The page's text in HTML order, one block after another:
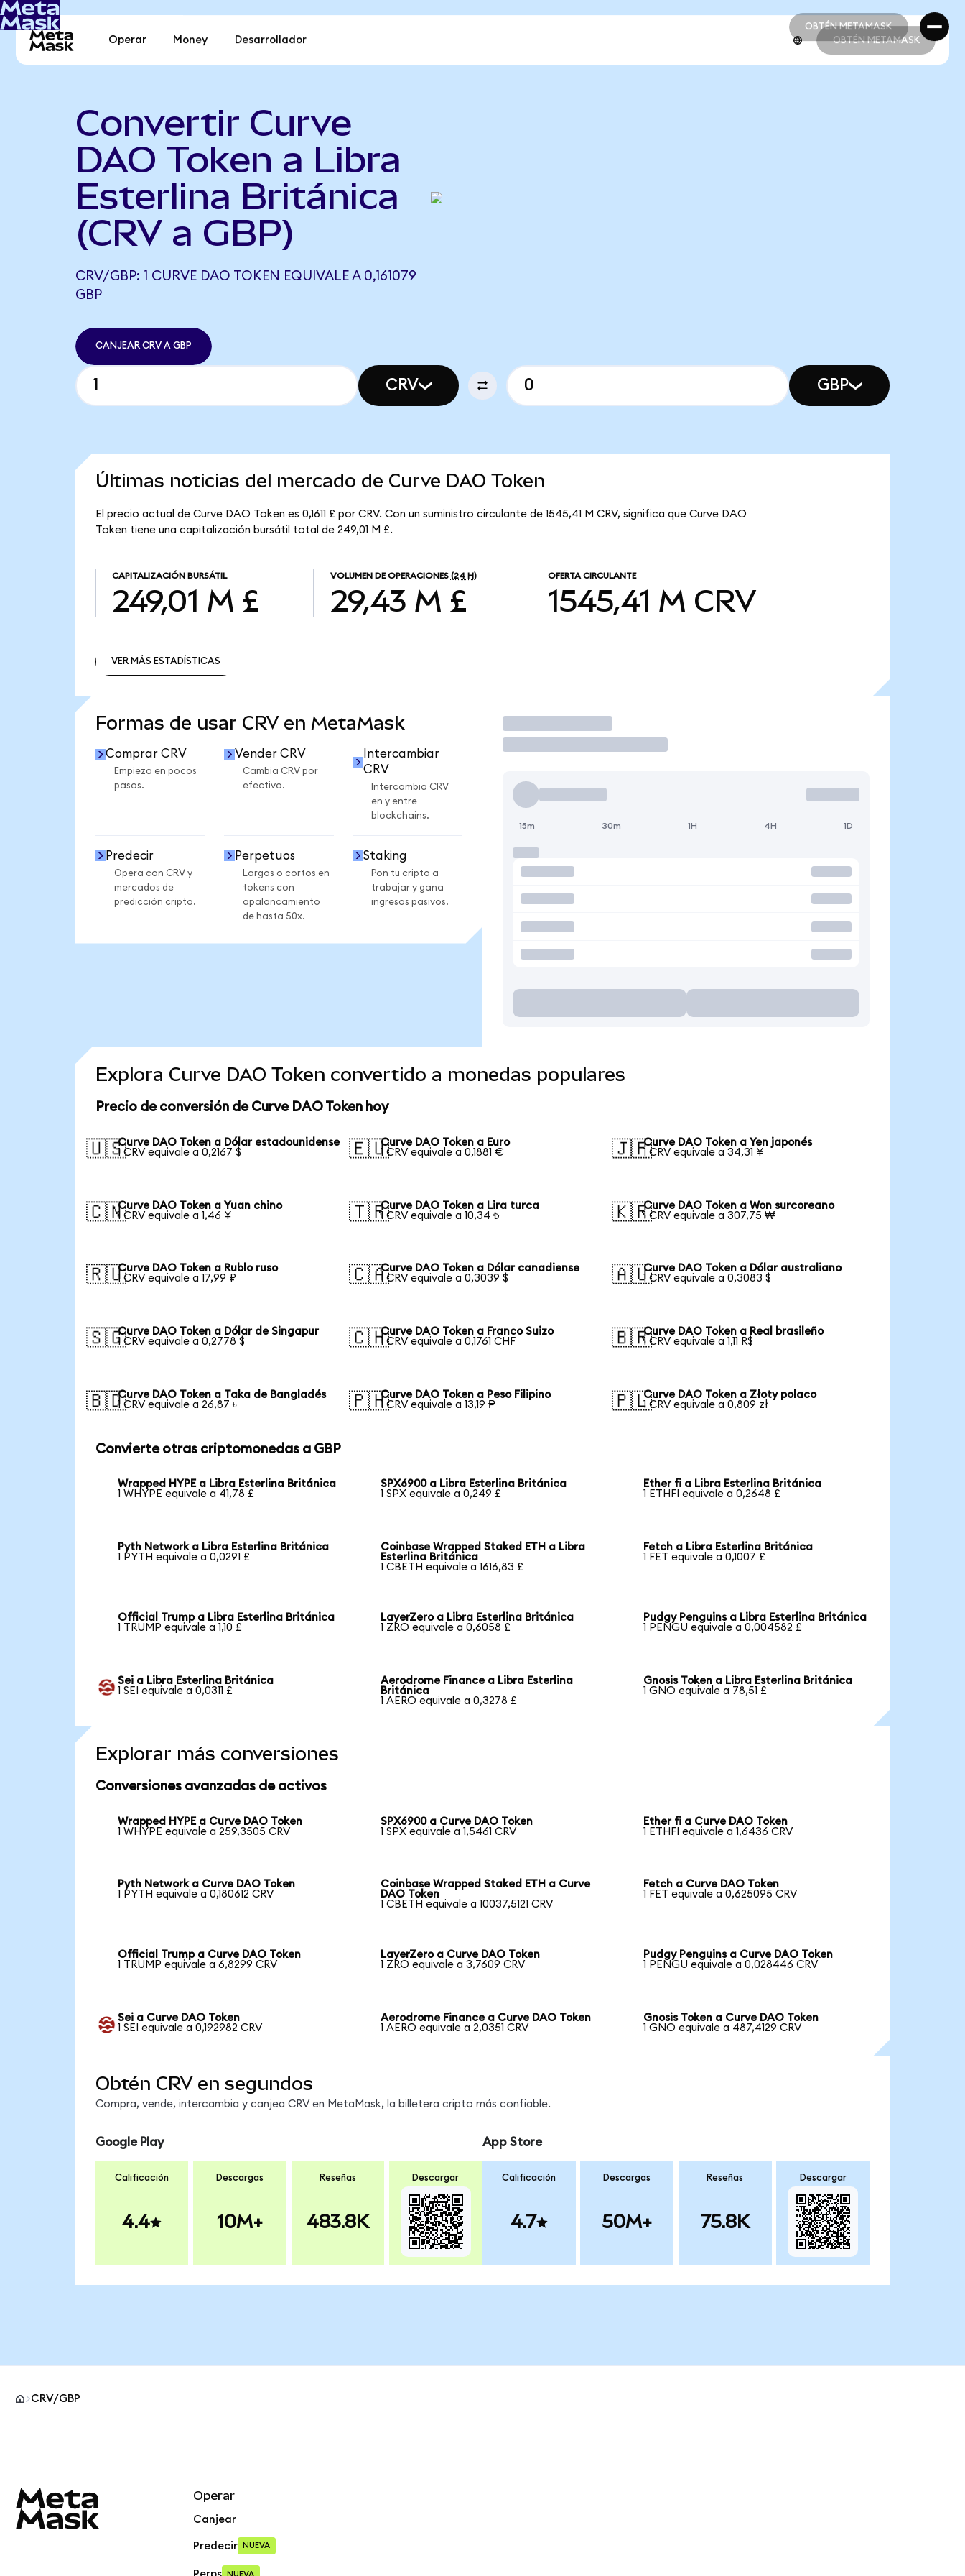
OBTÉN METAMASK
OBTÉN METAMASK
Operar Money Desarrollador OBTÉN METAMASK
Convertir Curve
DAO Token a Libra
Esterlina Británica
(CRV a GBP)
CRV/GBP: 1 CURVE DAO TOKEN EQUIVALE A 0,161079
GBP
CANJEAR CRV A GBP
CRV GBP
Últimas noticias del mercado de Curve DAO Token
El precio actual de Curve DAO Token es 0,1611 £ por CRV. Con un suministro circulante de 1545,41 M CRV, significa que Curve DAO
Token tiene una capitalización bursátil total de 249,01 M £.
CAPITALIZACIÓN BURSÁTIL
249,01 M £
VOLUMEN DE OPERACIONES (24 H)
29,43 M £
OFERTA CIRCULANTE
1545,41 M CRV
VER MÁS ESTADÍSTICAS
Formas de usar CRV en MetaMask
Comprar CRV
Empieza en pocos
pasos.
Vender CRV
Cambia CRV por
efectivo.
Intercambiar
CRV
Intercambia CRV
en y entre
blockchains.
Predecir
Opera con CRV y
mercados de
predicción cripto.
Perpetuos
Largos o cortos en
tokens con
apalancamiento
de hasta 50x.
Staking
Pon tu cripto a
trabajar y gana
ingresos pasivos.
Operar
15m 30m 1H 4H 1D
Explora Curve DAO Token convertido a monedas populares
Precio de conversión de Curve DAO Token hoy
🇺🇸Curve DAO Token a Dólar estadounidense
1 CRV equivale a 0,2167 $
🇪🇺Curve DAO Token a Euro
1 CRV equivale a 0,1881 €
🇯🇵Curve DAO Token a Yen japonés
1 CRV equivale a 34,31 ¥
🇨🇳Curve DAO Token a Yuan chino
1 CRV equivale a 1,46 ¥
🇹🇷Curve DAO Token a Lira turca
1 CRV equivale a 10,34 ₺
🇰🇷Curve DAO Token a Won surcoreano
1 CRV equivale a 307,75 ₩
🇷🇺Curve DAO Token a Rublo ruso
1 CRV equivale a 17,99 ₽
🇨🇦Curve DAO Token a Dólar canadiense
1 CRV equivale a 0,3039 $
🇦🇺Curve DAO Token a Dólar australiano
1 CRV equivale a 0,3083 $
🇸🇬Curve DAO Token a Dólar de Singapur
1 CRV equivale a 0,2778 $
🇨🇭Curve DAO Token a Franco Suizo
1 CRV equivale a 0,1761 CHF
🇧🇷Curve DAO Token a Real brasileño
1 CRV equivale a 1,11 R$
🇧🇩Curve DAO Token a Taka de Bangladés
1 CRV equivale a 26,87 ৳
🇵🇭Curve DAO Token a Peso Filipino
1 CRV equivale a 13,19 ₱
🇵🇱Curve DAO Token a Złoty polaco
1 CRV equivale a 0,809 zł
Convierte otras criptomonedas a GBP
Wrapped HYPE a Libra Esterlina Británica
1 WHYPE equivale a 41,78 £
SPX6900 a Libra Esterlina Británica
1 SPX equivale a 0,249 £
Ether fi a Libra Esterlina Británica
1 ETHFI equivale a 0,2648 £
Pyth Network a Libra Esterlina Británica
1 PYTH equivale a 0,0291 £
Coinbase Wrapped Staked ETH a Libra
Esterlina Británica
1 CBETH equivale a 1616,83 £
Fetch a Libra Esterlina Británica
1 FET equivale a 0,1007 £
Official Trump a Libra Esterlina Británica
1 TRUMP equivale a 1,10 £
LayerZero a Libra Esterlina Británica
1 ZRO equivale a 0,6058 £
Pudgy Penguins a Libra Esterlina Británica
1 PENGU equivale a 0,004582 £
Sei a Libra Esterlina Británica
1 SEI equivale a 0,0311 £
Aerodrome Finance a Libra Esterlina
Británica
1 AERO equivale a 0,3278 £
Gnosis Token a Libra Esterlina Británica
1 GNO equivale a 78,51 £
Explorar más conversiones
Conversiones avanzadas de activos
Wrapped HYPE a Curve DAO Token
1 WHYPE equivale a 259,3505 CRV
SPX6900 a Curve DAO Token
1 SPX equivale a 1,5461 CRV
Ether fi a Curve DAO Token
1 ETHFI equivale a 1,6436 CRV
Pyth Network a Curve DAO Token
1 PYTH equivale a 0,180612 CRV
Coinbase Wrapped Staked ETH a Curve
DAO Token
1 CBETH equivale a 10037,5121 CRV
Fetch a Curve DAO Token
1 FET equivale a 0,625095 CRV
Official Trump a Curve DAO Token
1 TRUMP equivale a 6,8299 CRV
LayerZero a Curve DAO Token
1 ZRO equivale a 3,7609 CRV
Pudgy Penguins a Curve DAO Token
1 PENGU equivale a 0,028446 CRV
Sei a Curve DAO Token
1 SEI equivale a 0,192982 CRV
Aerodrome Finance a Curve DAO Token
1 AERO equivale a 2,0351 CRV
Gnosis Token a Curve DAO Token
1 GNO equivale a 487,4129 CRV
Obtén CRV en segundos
Compra, vende, intercambia y canjea CRV en MetaMask, la billetera cripto más confiable.
Google Play
Calificación
4.4
Descargas
10M+
Reseñas
483.8K
Descargar
App Store
Calificación
4.7
Descargas
50M+
Reseñas
75.8K
Descargar
CRV/GBP
Operar
Canjear
Predecir NUEVA
NUEVA